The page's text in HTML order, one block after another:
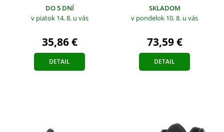
DO 5 DNÍ
v piatok 14. 8. u vás
35,86 €
DETAIL
SKLADOM
v pondelok 10. 8. u vás
73,59 €
DETAIL